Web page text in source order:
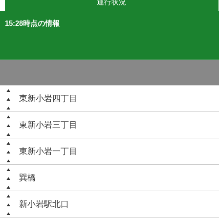
運行状況
15:28時点の情報
東新小岩四丁目
東新小岩三丁目
東新小岩一丁目
巽橋
新小岩駅北口